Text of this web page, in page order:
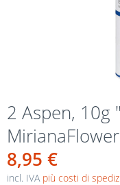
2 Aspen, 10g
8,95 €
incl. IVA più costi di